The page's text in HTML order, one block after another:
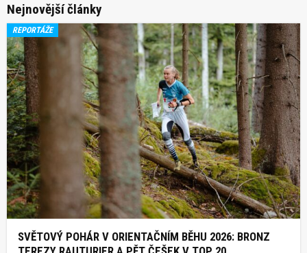
Nejnovější články
REPORTÁŽE
SVĚTOVÝ POHÁR V ORIENTAČNÍM BĚHU 2026: BRONZ